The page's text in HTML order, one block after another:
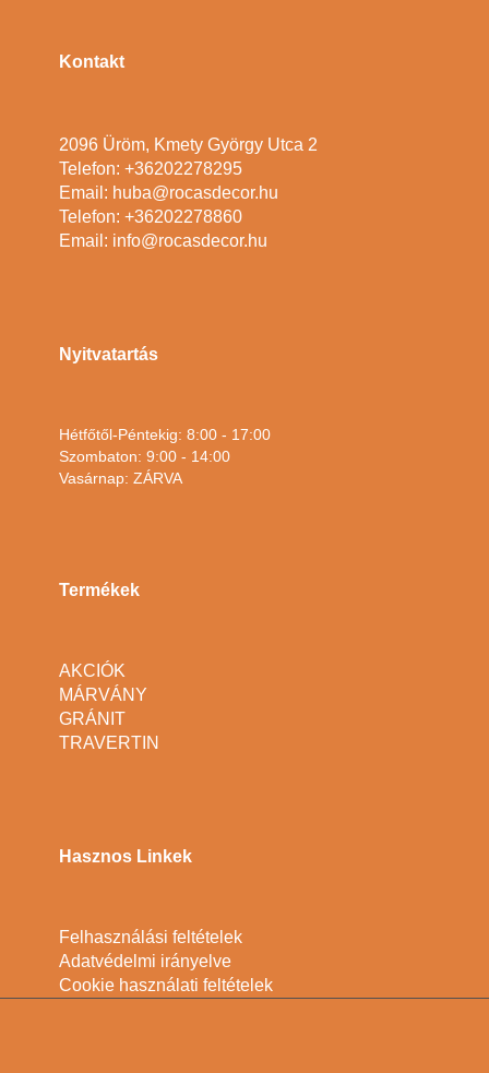
Kontakt
2096 Üröm, Kmety György Utca 2
Telefon: +36202278295
Email: huba@rocasdecor.hu
Telefon: +36202278860
Email: info@rocasdecor.hu
Nyitvatartás
Hétfőtől-Péntekig: 8:00 - 17:00
Szombaton: 9:00 - 14:00
Vasárnap: ZÁRVA
Termékek
AKCIÓK
MÁRVÁNY
GRÁNIT
TRAVERTIN
Hasznos Linkek
Felhasználási feltételek
Adatvédelmi irányelve
Cookie használati feltételek